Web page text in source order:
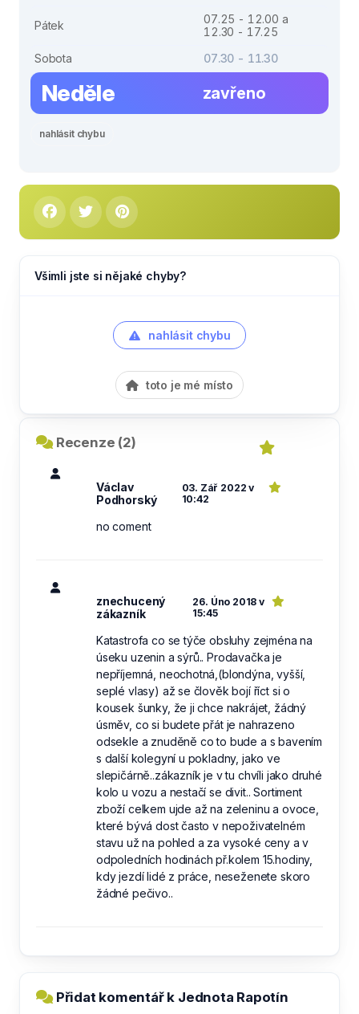
Pátek
07.25 - 12.00 a
12.30 - 17.25
Sobota
07.30 - 11.30
Neděle zavřeno
nahlásit chybu
Všimli jste si nějaké chyby?
nahlásit chybu
toto je mé místo
Recenze (2)
Václav
Podhorský
03. Zář 2022 v
10:42
no coment
znechucený
zákazník
26. Úno 2018 v
15:45
Katastrofa co se týče obsluhy zejména na
úseku uzenin a sýrů.. Prodavačka je
nepříjemná, neochotná,(blondýna, vyšší,
seplé vlasy) až se člověk bojí říct si o
kousek šunky, že ji chce nakrájet, žádný
úsměv, co si budete přát je nahrazeno
odsekle a znuděně co to bude a s bavením
s další kolegyní u pokladny, jako ve
slepičárně..zákazník je v tu chvíli jako druhé
kolo u vozu a nestačí se divit.. Sortiment
zboží celkem ujde až na zeleninu a ovoce,
které bývá dost často v nepoživatelném
stavu už na pohled a za vysoké ceny a v
odpoledních hodinách př.kolem 15.hodiny,
kdy jezdí lidé z práce, neseženete skoro
žádné pečivo..
Přidat komentář k Jednota Rapotín